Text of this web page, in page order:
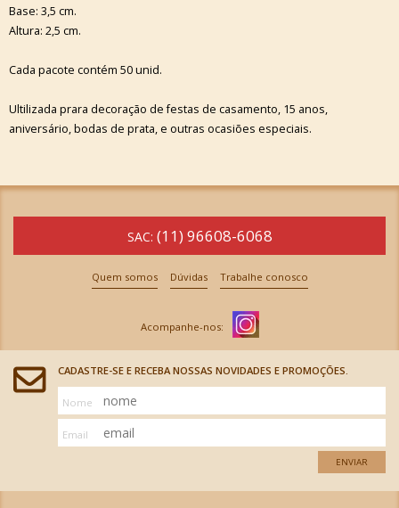
Base: 3,5 cm.
Altura: 2,5 cm.
Cada pacote contém 50 unid.
Ultilizada prara decoração de festas de casamento, 15 anos,
aniversário, bodas de prata, e outras ocasiões especiais.
SAC: (11) 96608-6068
Quem somos Dúvidas Trabalhe conosco
CADASTRE-SE E RECEBA NOSSAS NOVIDADES E PROMOÇÕES.
Nome
Email
ENVIAR